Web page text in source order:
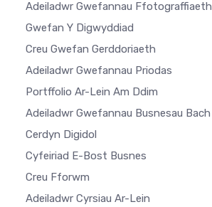
Adeiladwr Gwefannau Ffotograffiaeth
Gwefan Y Digwyddiad
Creu Gwefan Gerddoriaeth
Adeiladwr Gwefannau Priodas
Portffolio Ar-Lein Am Ddim
Adeiladwr Gwefannau Busnesau Bach
Cerdyn Digidol
Cyfeiriad E-Bost Busnes
Creu Fforwm
Adeiladwr Cyrsiau Ar-Lein